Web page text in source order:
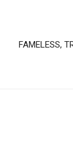
FAMELESS,